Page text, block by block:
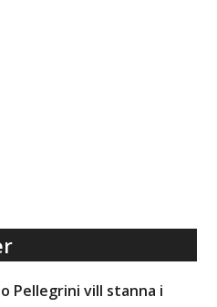
Pellegrini vill stanna i